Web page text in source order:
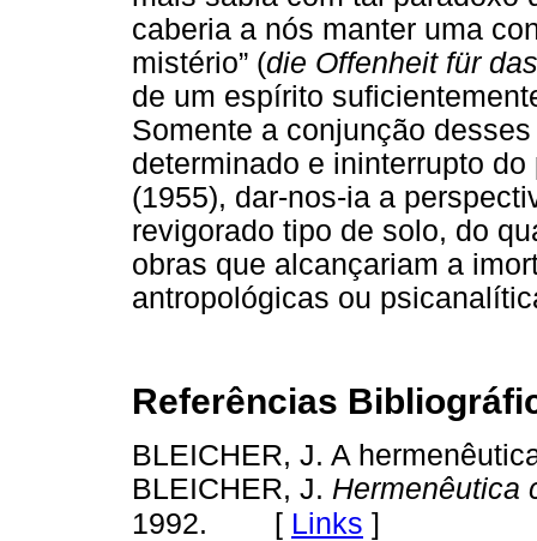
caberia a nós manter uma
mistério” (die Offenheit für
de um espírito
Somente a conjunção
determinado e ininterrupto
(1955), dar-nos-ia a
revigorado tipo de solo, do
obras que alcançariam a
antropológicas ou
Referências
BLEICHER, J. A
BLEICHER, J. Hermenêutica
1992. [ Links ]